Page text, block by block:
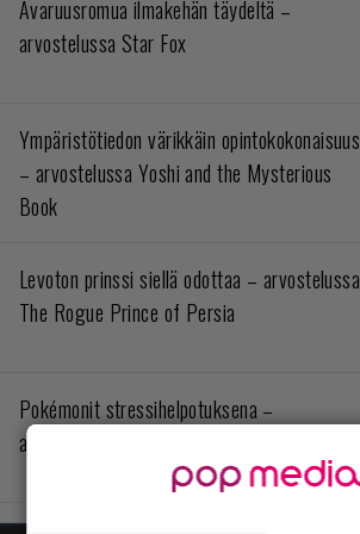
Avaruusromua ilmakehän täydeltä –
arvostelussa Star Fox
Ympäristötiedon värikkäin opintokokonaisuus
– arvostelussa Yoshi and the Mysterious
Book
Levoton prinssi siellä odottaa – arvostelussa
The Rogue Prince of Persia
Pokémonit stressihelpotuksena –
arvostelussa Pokémon Pokopia